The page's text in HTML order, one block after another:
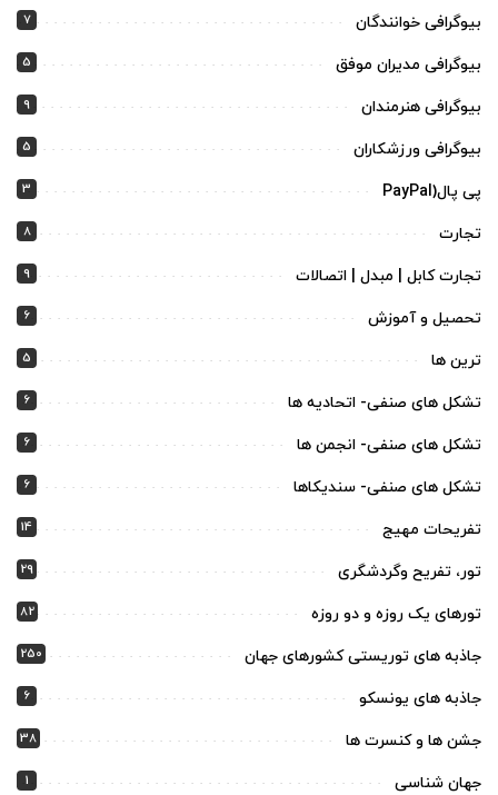
بیوگرافی خوانندگان 7
بیوگرافی مدیران موفق 5
بیوگرافی هنرمندان 9
بیوگرافی ورزشکاران 5
پی پال(PayPal 3
تجارت 8
تجارت کابل | مبدل | اتصالات 9
تحصیل و آموزش 6
ترین ها 5
تشکل های صنفی- اتحادیه ها 6
تشکل های صنفی- انجمن ها 6
تشکل های صنفی- سندیکاها 6
تفریحات مهیج 14
تور، تفریح وگردشگری 29
تورهای یک روزه و دو روزه 82
جاذبه های توریستی کشورهای جهان 250
جاذبه های یونسکو 6
جشن ها و کنسرت ها 38
جهان شناسی 1